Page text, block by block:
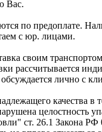
Вас.
по предоплате.
с юр. лицами.
своим
рассчитывается
лично с
качества в
целостность
ст. 26.1 Закона РФ